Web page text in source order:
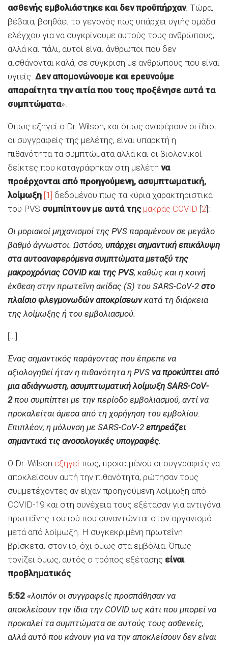
ασθενής εμβολιάστηκε και δεν προϋπήρχαν. Τώρα,
βέβαια, βοηθάει το γεγονός πως υπάρχει υγιής ομάδα
ελέγχου για να συγκρίνουμε αυτούς τους ανθρώπους,
αλλά και πάλι, αυτοί είναι άνθρωποι που δεν
αισθάνονται καλά, σε σύγκριση με ανθρώπους που είναι
υγιείς. Δεν απομονώνουμε και ερευνούμε
απαραίτητα την αιτία που τους προξένησε αυτά τα
συμπτώματα».
Όπως εξηγεί ο Dr. Wilson, και όπως αναφέρουν οι ίδιοι
οι συγγραφείς της μελέτης, είναι υπαρκτή η
πιθανότητα τα συμπτώματα αλλά και οι βιολογικοί
δείκτες που καταγράφηκαν στη μελέτη να
προέρχονται από προηγούμενη, ασυμπτωματική,
λοίμωξη [1] δεδομένου πως τα κύρια χαρακτηριστικά
του PVS συμπίπτουν με αυτά της μακράς COVID [2]:
Οι μοριακοί μηχανισμοί της PVS παραμένουν σε μεγάλο
βαθμό άγνωστοι. Ωστόσο, υπάρχει σημαντική επικάλυψη
στα αυτοαναφερόμενα συμπτώματα μεταξύ της
μακροχρόνιας COVID και της PVS, καθώς και η κοινή
έκθεση στην πρωτεΐνη ακίδας (S) του SARS-CoV-2 στο
πλαίσιο φλεγμονωδών αποκρίσεωνκατά τη διάρκεια
της λοίμωξης ή του εμβολιασμού.
[…]
Ένας σημαντικός παράγοντας που έπρεπε να
αξιολογηθεί ήταν η πιθανότητα η PVS να προκύπτει από
μια αδιάγνωστη, ασυμπτωματική λοίμωξη SARS-CoV-
2που συμπίπτει με την περίοδο εμβολιασμού, αντί να
προκαλείται άμεσα από τη χορήγηση του εμβολίου.
Επιπλέον, η μόλυνση με SARS-CoV-2 επηρεάζει
σημαντικά τις ανοσολογικές υπογραφές.
Ο Dr. Wilson εξηγεί πως, προκειμένου οι συγγραφείς να
αποκλείσουν αυτή την πιθανότητα, ρώτησαν τους
συμμετέχοντες αν είχαν προηγούμενη λοίμωξη από
COVID-19 και στη συνέχεια τους εξέτασαν για αντιγόνα
πρωτεΐνης του ιού που συναντώνται στον οργανισμό
μετά από λοίμωξη. Η συγκεκριμένη πρωτεΐνη
βρίσκεται στον ιό, όχι όμως στα εμβόλια. Όπως
τονίζει όμως, αυτός ο τρόπος εξέτασης είναι
προβληματικός:
5:52 «λοιπόν οι συγγραφείς προσπάθησαν να
αποκλείσουν την ίδια την COVID ως κάτι που μπορεί να
προκαλεί τα συμπτώματα σε αυτούς τους ασθενείς,
αλλά αυτό που κάνουν για να την αποκλείσουν δεν είναι